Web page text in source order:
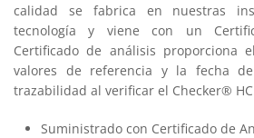
calidad se fabrica en nuestras
tecnología y viene con un
Certificado de análisis proporciona
valores de referencia y la fecha
trazabilidad al verificar el Checker®
Suministrado con Certificado de